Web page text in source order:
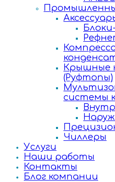
Крышные
(Руфтопы)
системы
Чиллеры
Услуги
Наши работы
Контакты
Блог компании